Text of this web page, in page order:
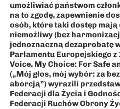
umożliwiać państwom
na to zgodę, zapewnienie
osób, które taki dostęp
niemożliwy (bez
jednoznaczną dezaprobatę
Parlamentu Europejskiego
Voice, My Choice: For Safe
(„Mój głos, mój wybór: za
aborcją”) wyrazili
Federacji dla Życia i
Federacji Ruchów Obrony